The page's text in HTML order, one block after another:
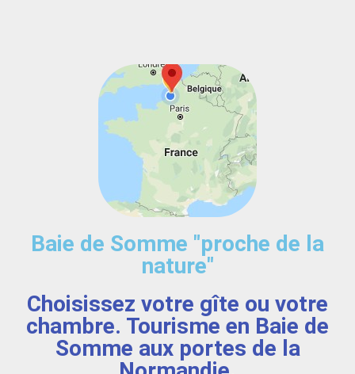
Baie de Somme "proche de la
nature"
Choisissez votre gîte ou votre
chambre. Tourisme en Baie de
Somme aux portes de la